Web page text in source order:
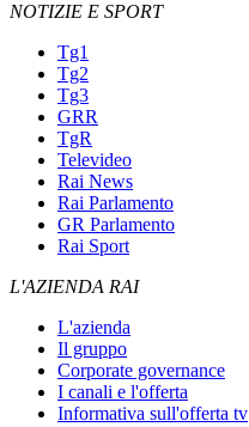
NOTIZIE E SPORT
Tg1
Tg2
Tg3
GRR
TgR
Televideo
Rai News
Rai Parlamento
GR Parlamento
Rai Sport
L'AZIENDA RAI
L'azienda
Il gruppo
Corporate governance
I canali e l'offerta
Informativa sull'offerta tv